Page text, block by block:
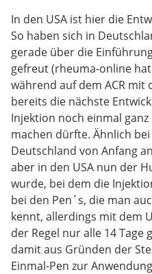
In den USA ist hier die
So haben sich in
gerade über die
gefreut (rheuma-online
während auf dem ACR mit
bereits die nächste
Injektion noch einmal
machen dürfte. Ähnlich
Deutschland von Anfang
aber in den USA nun der
wurde, bei dem die
bei den Pen´s, die man
kennt, allerdings mit dem
der Regel nur alle 14
damit aus Gründen der
Einmal-Pen zur